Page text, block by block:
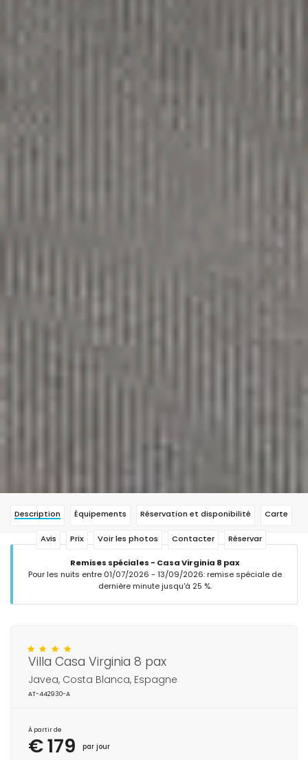
Description Équipements Réservation et disponibilité Carte
Avis Prix Voir les photos Contacter Réservar
Remises spéciales - Casa Virginia 8 pax
Pour les nuits entre 01/07/2026 - 13/09/2026: remise spéciale de
dernière minute jusqu'à 25 %.
Villa Casa Virginia 8 pax
Javea, Costa Blanca, Espagne
AT-442930-A
À partir de
€ 179 par jour